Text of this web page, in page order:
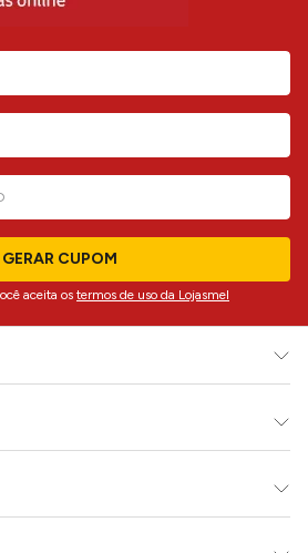
GERAR CUPOM
aceita os termos de uso da Lojasmel